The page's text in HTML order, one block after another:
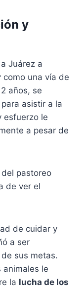
y
Juárez a
como una vía de
años, se
para asistir a la
esfuerzo le
a pesar de
del pastoreo
de ver el
de cuidar y
a ser
sus metas.
animales le
la lucha de los